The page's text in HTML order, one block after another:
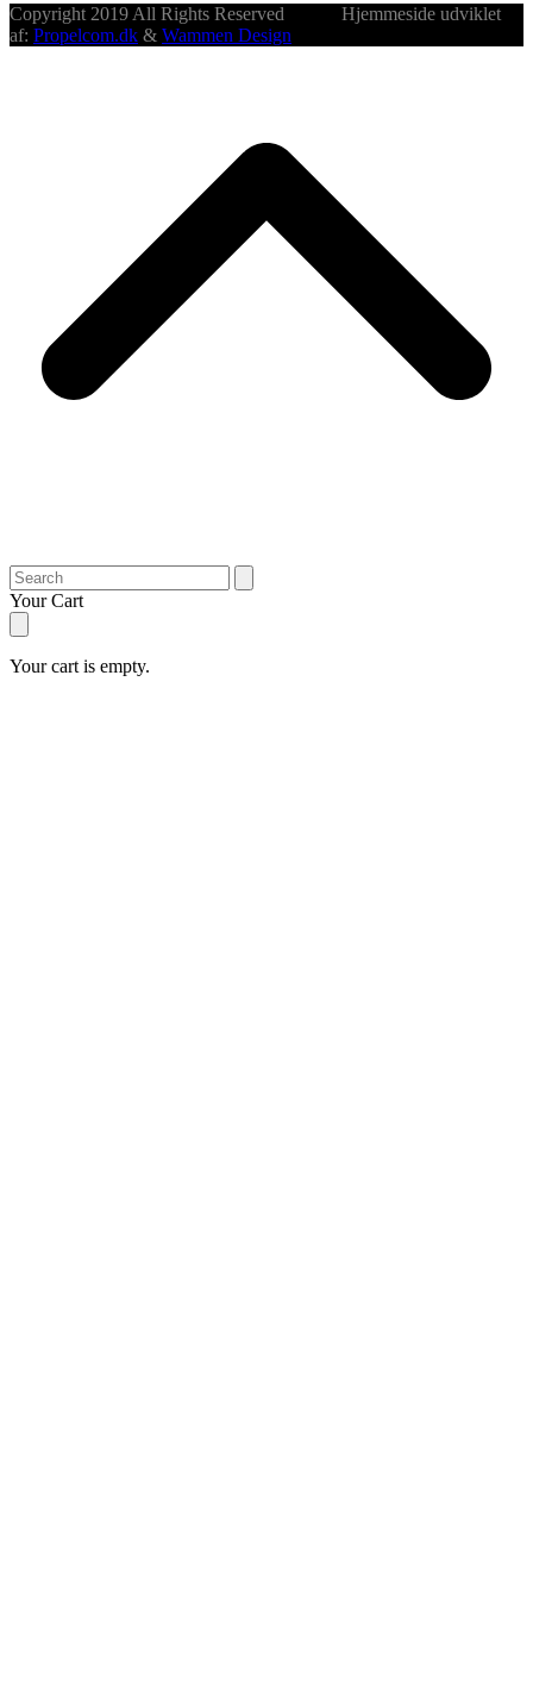
Copyright 2019 All Rights Reserved Hjemmeside udviklet
af: Propelcom.dk & Wammen Design
Search
Your Cart
Your cart is empty.